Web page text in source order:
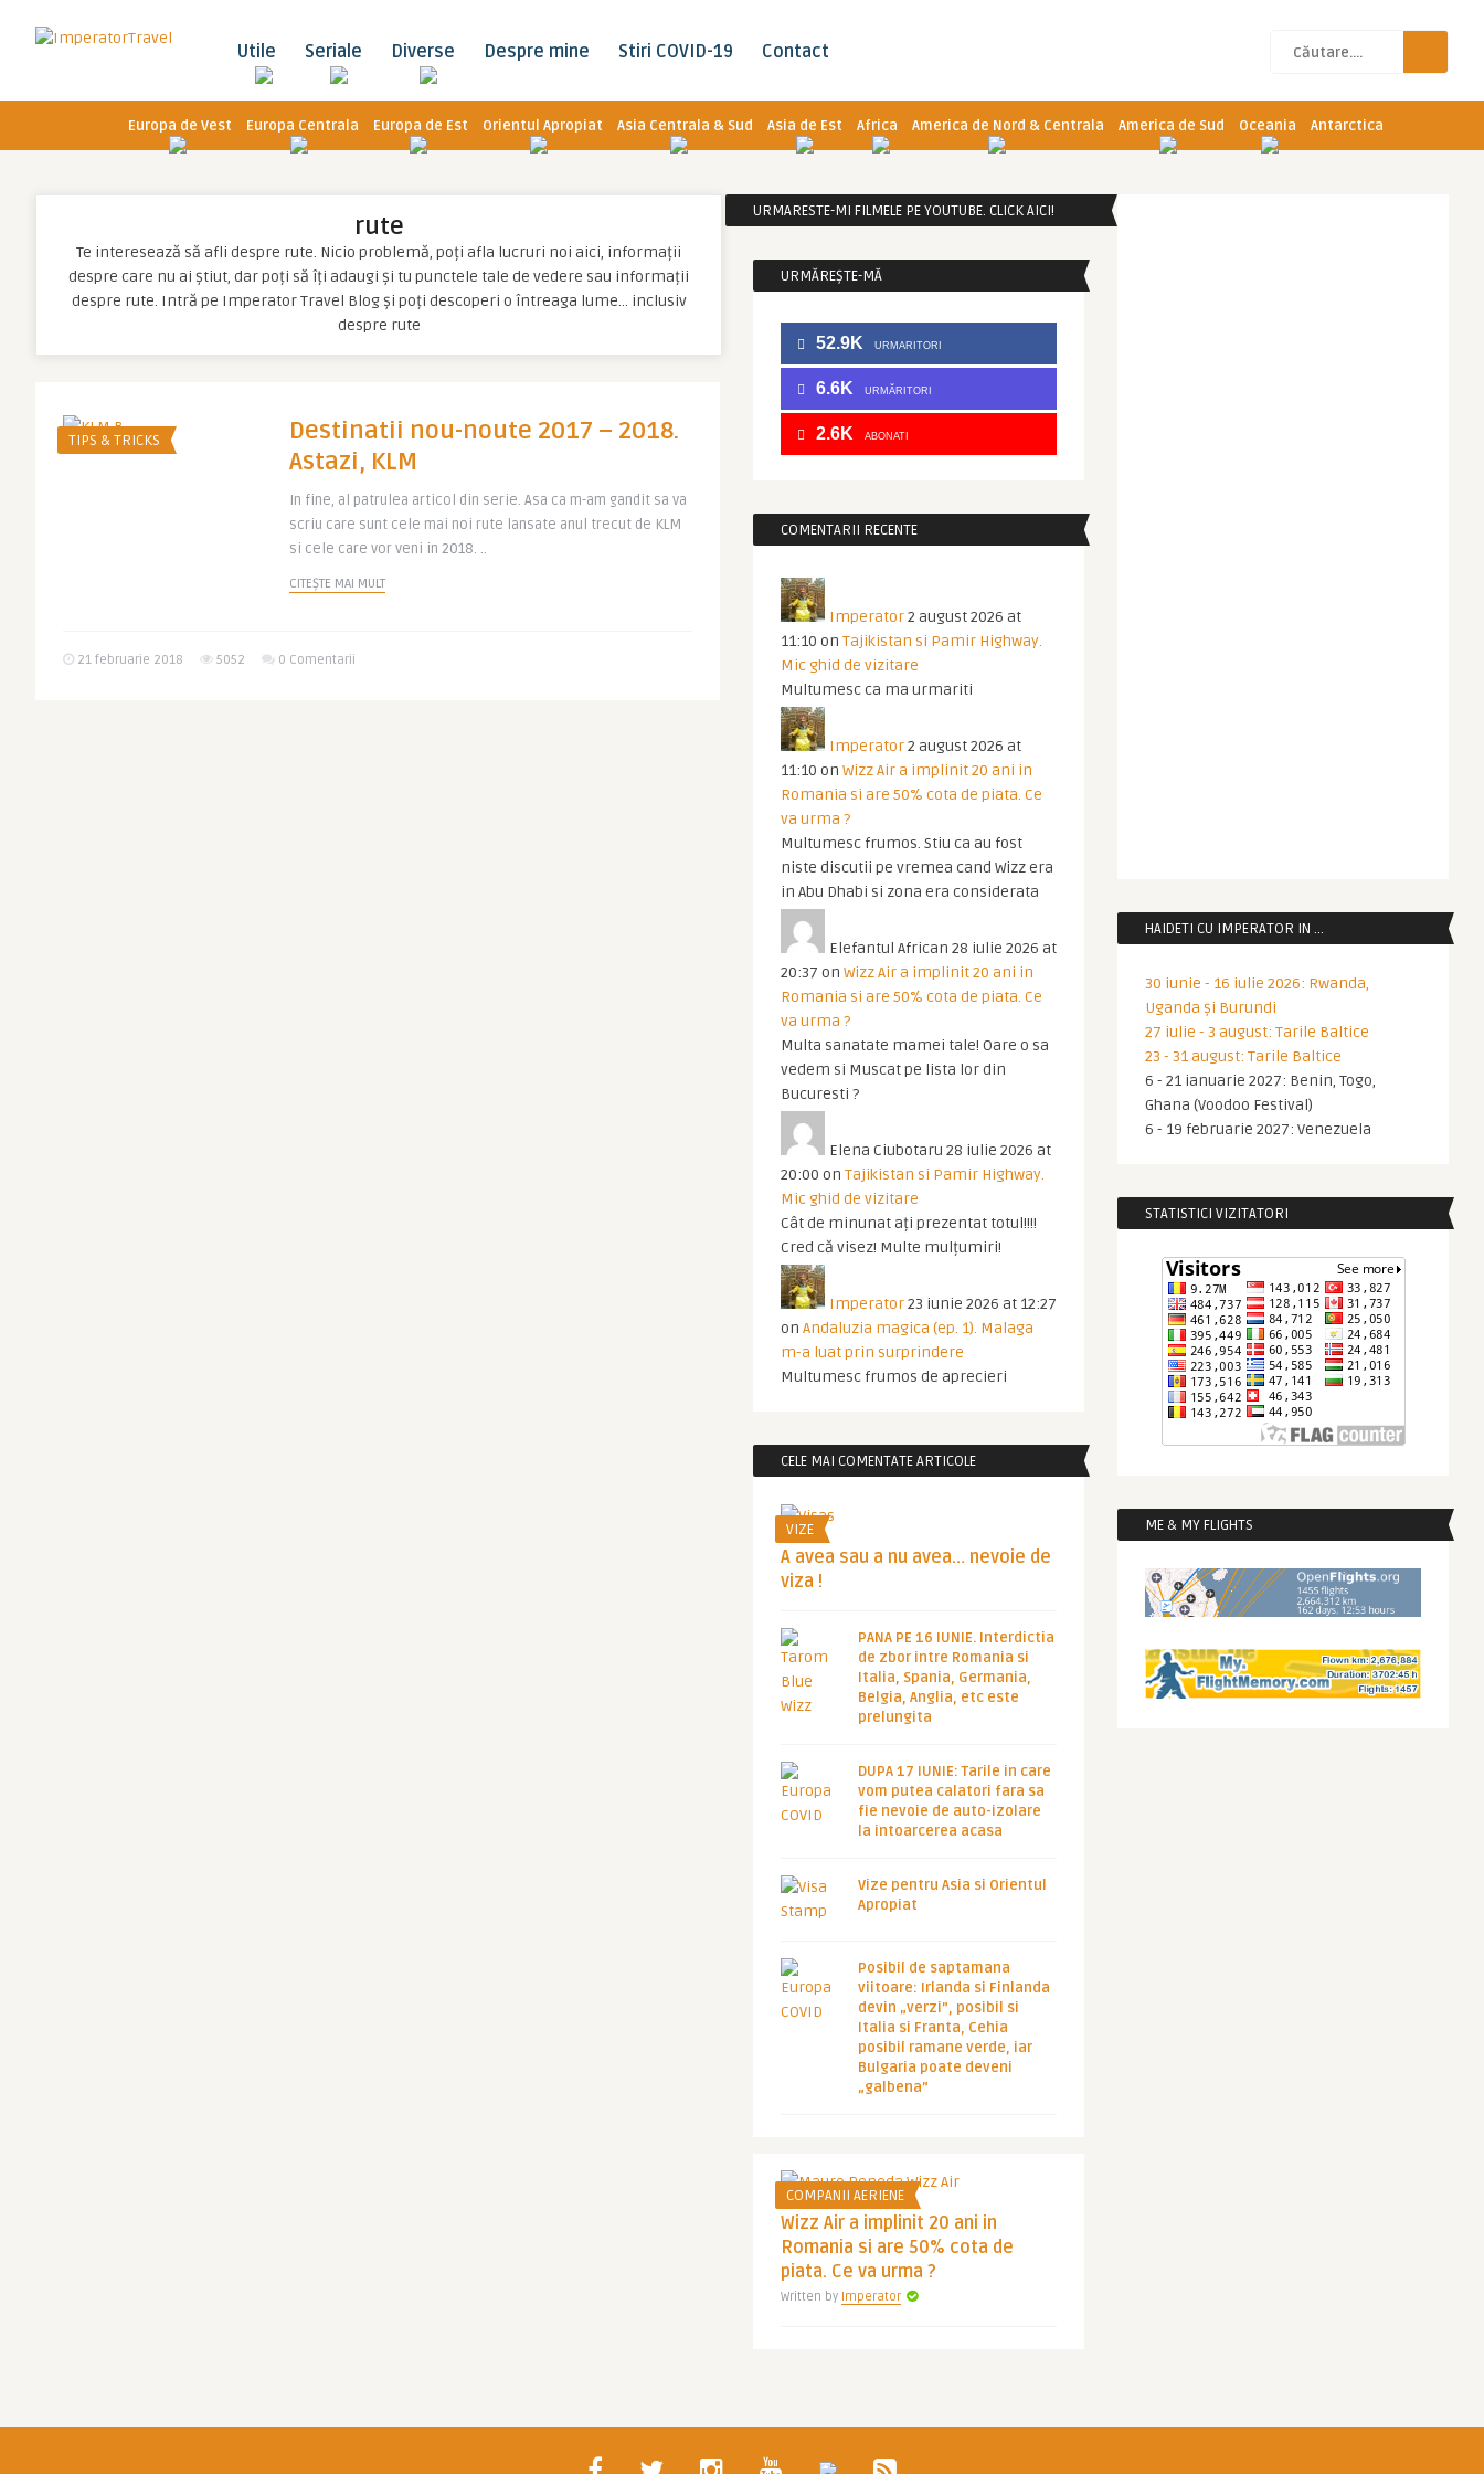
Utile Seriale Diverse Despre mine Stiri COVID-19 Contact
Europa de Vest Europa Centrala Europa de Est Orientul Apropiat Asia Centrala & Sud Asia de Est Africa America de Nord & Centrala America de Sud Oceania Antarctica
rute
Te interesează să afli despre rute. Nicio problemă, poți afla lucruri noi aici, informații
despre care nu ai știut, dar poți să îți adaugi și tu punctele tale de vedere sau informații
despre rute. Intră pe Imperator Travel Blog și poți descoperi o întreaga lume… inclusiv
despre rute
TIPS & TRICKS
Destinatii nou-noute 2017 – 2018.
Astazi, KLM
In fine, al patrulea articol din serie. Asa ca m-am gandit sa va
scriu care sunt cele mai noi rute lansate anul trecut de KLM
si cele care vor veni in 2018. ..
CITEȘTE MAI MULT
21 februarie 2018 5052 0 Comentarii
URMARESTE-MI FILMELE PE YOUTUBE. CLICK AICI!
URMĂREȘTE-MĂ
52.9K URMARITORI
6.6K URMĂRITORI
2.6K ABONATI
COMENTARII RECENTE
Imperator2 august 2026 at
11:10 on Tajikistan si Pamir Highway.
Mic ghid de vizitare
Multumesc ca ma urmariti
Imperator2 august 2026 at
11:10 on Wizz Air a implinit 20 ani in
Romania si are 50% cota de piata. Ce
va urma ?
Multumesc frumos. Stiu ca au fost
niste discutii pe vremea cand Wizz era
in Abu Dhabi si zona era considerata
Elefantul African 28 iulie 2026 at
20:37 on Wizz Air a implinit 20 ani in
Romania si are 50% cota de piata. Ce
va urma ?
Multa sanatate mamei tale! Oare o sa
vedem si Muscat pe lista lor din
Bucuresti ?
Elena Ciubotaru 28 iulie 2026 at
20:00 on Tajikistan si Pamir Highway.
Mic ghid de vizitare
Cât de minunat ați prezentat totul!!!!
Cred că visez! Multe mulțumiri!
Imperator23 iunie 2026 at 12:27
on Andaluzia magica (ep. 1). Malaga
m-a luat prin surprindere
Multumesc frumos de aprecieri
CELE MAI COMENTATE ARTICOLE
VIZE
A avea sau a nu avea… nevoie de
viza !
PANA PE 16 IUNIE. Interdictia
de zbor intre Romania si
Italia, Spania, Germania,
Belgia, Anglia, etc este
prelungita
DUPA 17 IUNIE: Tarile in care
vom putea calatori fara sa
fie nevoie de auto-izolare
la intoarcerea acasa
Vize pentru Asia si Orientul
Apropiat
Posibil de saptamana
viitoare: Irlanda si Finlanda
devin „verzi”, posibil si
Italia si Franta, Cehia
posibil ramane verde, iar
Bulgaria poate deveni
„galbena”
COMPANII AERIENE
Wizz Air a implinit 20 ani in
Romania si are 50% cota de
piata. Ce va urma ?
Written by Imperator
HAIDETI CU IMPERATOR IN …
30 iunie - 16 iulie 2026: Rwanda,
Uganda și Burundi
27 iulie - 3 august: Tarile Baltice
23 - 31 august: Tarile Baltice
6 - 21 ianuarie 2027: Benin, Togo,
Ghana (Voodoo Festival)
6 - 19 februarie 2027: Venezuela
STATISTICI VIZITATORI
ME & MY FLIGHTS